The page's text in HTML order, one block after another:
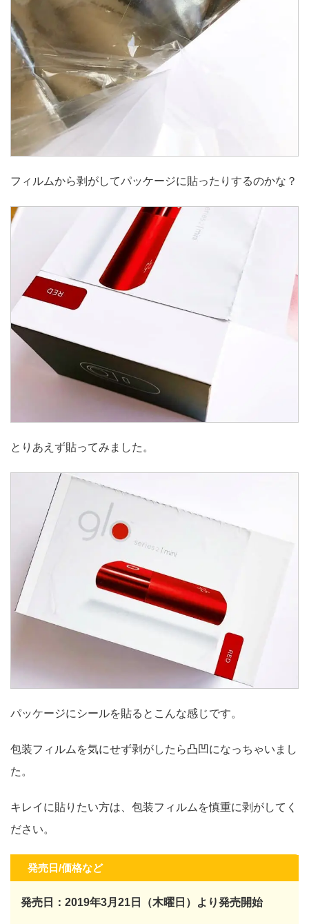
フィルムから剥がしてパッケージに貼ったりするのかな？
とりあえず貼ってみました。
パッケージにシールを貼るとこんな感じです。
包装フィルムを気にせず剥がしたら凸凹になっちゃいまし
た。
キレイに貼りたい方は、包装フィルムを慎重に剥がしてく
ださい。
発売日/価格など
発売日：2019年3月21日（木曜日）より発売開始